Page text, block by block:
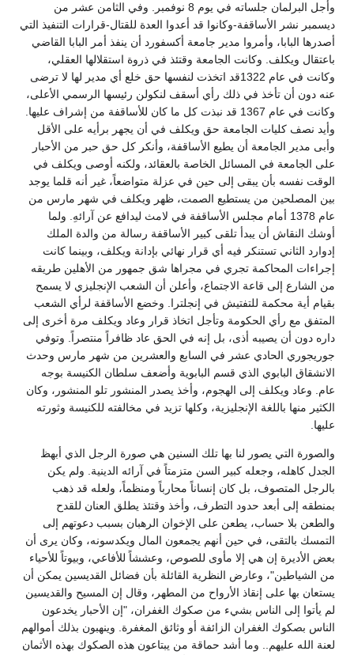
وأجل البرلمان جلساته في يوم 8 نوفمبر. وفي الثامن عشر من
ديسمبر نشر الأساقفة-وكانوا قد أعدوا العدة للقتال-قرارات التنفيذ التي
أصدرها البابا، وأمروا مدير جامعة أكسفورد أن ينفذ أمر البابا القاضي
باعتقال ويكلف. وكانت الجامعة وقتئذ في ذروة استقلالها العقلي،
وكانت في عام 1322قد اتخذت لنفسها حق خلع أي مدير لها لا ترضى
عنه دون أن تأخذ في ذلك رأي أسقف لنكولن رئيسها الرسمي الأعلى،
وكانت في عام 1367 قد نبذت كل ما كان للأساقفة من إشراف عليها.
وأيد نصف كليات الجامعة حق ويكلف في أن يجهر برأيه على الأقل
وأبى مدير الجامعة أن يطيع الأساقفة، وأنكر كل حق حبر من الأحبار
على الجامعة في المسائل الخاصة بالعقائد، ولكنه أوصى ويكلف في
الوقت نفسه بأن يبقى إلى حين في عزلة متواضعاً، غير أنه قلما يوجد
بين المصلحين من يستطيع الصمت، ظهر ويكلف في شهر مارس من
عام 1378 أمام مجلس الأساقفة في لامث ليدافع عن آرائهِ. ولما
أوشك النقاش أن يبدأ تلقى كبير الأساقفة رسالة من والدة الملك
إدوارد الثاني تستنكر فيه أي قرار نهائي بإدانة ويكلف، وبينما كانت
إجراءات المحاكمة تجري في مجراها شق جمهور من الأهلين طريقه
من الشارع إلى قاعة الاجتماع، وأعلن أن الشعب الإنجليزي لا يسمح
بقيام أية محكمة للتفتيش في إنجلترا. وخضع الأساقفة لرأي الشعب
المتفق مع رأي الحكومة وتأجل اتخاذ قرار وعاد ويكلف مرة أخرى إلى
داره دون أن يصيبه أذى، بل إنه في الحق عاد ظافراً منتصراً. وتوفي
جوريجوري الحادي عشر في السابع والعشرين من شهر مارس وحدث
الانشقاق البابوي الذي قسم البابوية وأضعف سلطان الكنيسة بوجه
عام. وعاد ويكلف إلى الهجوم، وأخذ يصدر المنشور تلو المنشور، وكان
الكثير منها باللغة الإنجليزية، وكلها تزيد في مخالفته للكنيسة وثورته
عليها.
والصورة التي يصور لنا بها تلك السنين هي صورة الرجل الذي أبهظ
الجدل كاهله، وجعله كبير السن متزمتاً في آرائه الدينية. ولم يكن
بالرجل المتصوف، بل كان إنساناً محارباً ومنظماً، ولعله قد ذهب
بمنطقه إلى أبعد حدود التطرف، وأخذ وقتئذ يطلق العنان للقدح
والطعن بلا حساب، يطعن على الإخوان الرهبان بسبب دعوتهم إلى
التمسك بالتقى، في حين أنهم يجمعون المال ويكدسونه، وكان يرى أن
بعض الأديرة إن هي إلا مأوى للصوص، وعششاً للأفاعي، وبيوتاً للأحياء
من الشياطين"، وعارض النظرية القائلة بأن فضائل القديسين يمكن أن
يستعان بها على إنقاذ الأرواح من المطهر، وقال إن المسيح والقديسين
لم يأتوا إلى الناس بشيء من صكوك الغفران، "إن الأحبار يخدعون
الناس بصكوك الغفران الزائفة أو وثائق المغفرة. وينهبون بذلك أموالهم
لعنة الله عليهم.. وما أشد حماقة من يبتاعون هذه الصكوك بهذه الأثمان